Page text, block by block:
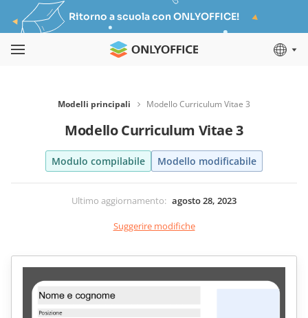
Ritorno a scuola con ONLYOFFICE!
Modelli principali Modello Curriculum Vitae 3
Modello Curriculum Vitae 3
Modulo compilabile Modello modificabile
Ultimo aggiornamento: agosto 28, 2023
Suggerire modifiche